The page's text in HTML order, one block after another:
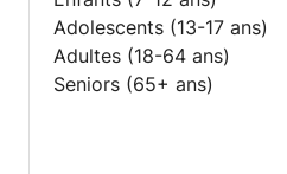
agréable pendant la leçon!
Si vous avez des
demander, je serai heureux
Adolescents (13-17 ans)
Adultes (18-64 ans)
Seniors (65+ ans)